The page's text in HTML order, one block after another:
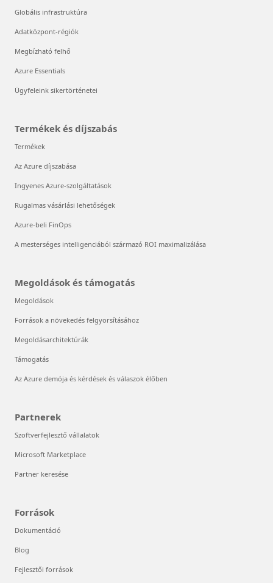
Globális infrastruktúra
Adatközpont-régiók
Megbízható felhő
Azure Essentials
Ügyfeleink sikertörténetei
Termékek és díjszabás
Termékek
Az Azure díjszabása
Ingyenes Azure-szolgáltatások
Rugalmas vásárlási lehetőségek
Azure-beli FinOps
A mesterséges intelligenciából származó ROI maximalizálása
Megoldások és támogatás
Megoldások
Források a növekedés felgyorsításához
Megoldásarchitektúrák
Támogatás
Az Azure demója és kérdések és válaszok élőben
Partnerek
Szoftverfejlesztő vállalatok
Microsoft Marketplace
Partner keresése
Források
Dokumentáció
Blog
Fejlesztői források